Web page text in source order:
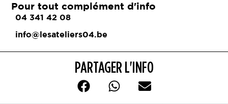
Pour tout complément d'info
04 341 42 08
info@lesateliers04.be
PARTAGER L'INFO